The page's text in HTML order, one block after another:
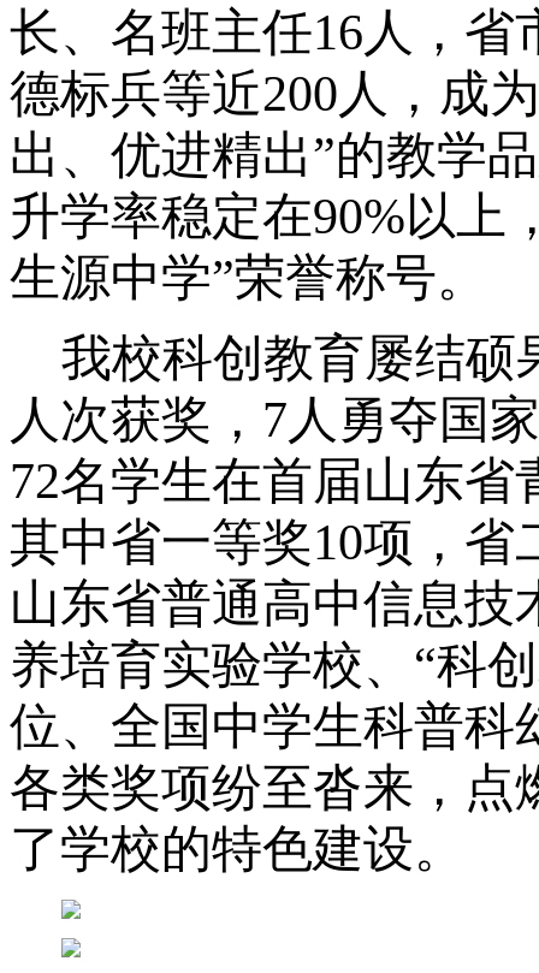
长、名班主任16人，
德标兵等近200人， 成
出、优进精出”的教学
升学率稳定在90%以上
生源中学”荣誉称号。
我校科创教育屡结硕
人次获奖，7人勇夺国
72名学生在首届山东
其中省一等奖10项，省
山东省普通高中信息
养培育实验学校、“科
位、全国中学生科普科
各类奖项纷至沓来，点
了学校的特色建设。